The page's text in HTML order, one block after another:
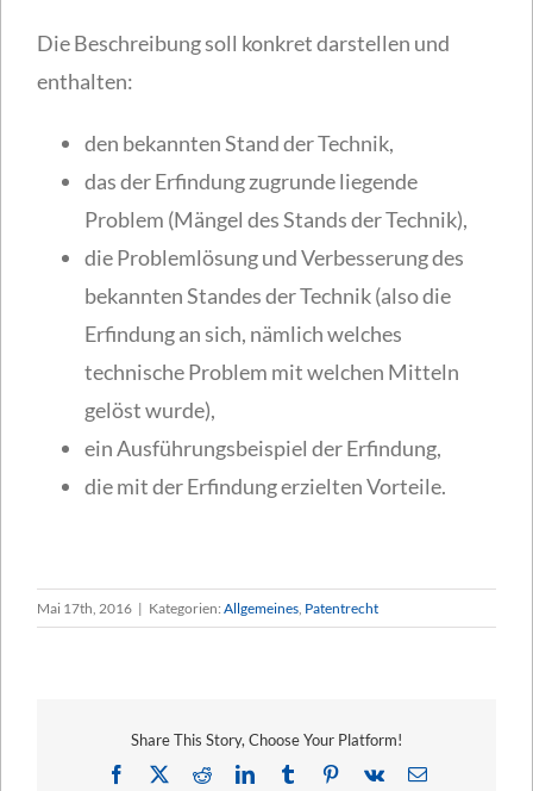
Die Beschreibung soll konkret darstellen und
enthalten:
den bekannten Stand der Technik,
das der Erfindung zugrunde liegende
Problem (Mängel des Stands der Technik),
die Problemlösung und Verbesserung des
bekannten Standes der Technik (also die
Erfindung an sich, nämlich welches
technische Problem mit welchen Mitteln
gelöst wurde),
ein Ausführungsbeispiel der Erfindung,
die mit der Erfindung erzielten Vorteile.
Mai 17th, 2016 | Kategorien: Allgemeines Patentrecht
Share This Story, Choose Your Platform!
Facebook
X RedditLinkedInTumblrPinterest
Vk
E-